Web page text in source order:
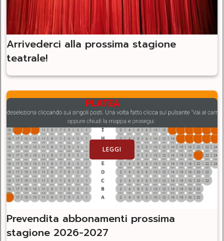
Arrivederci alla prossima stagione
teatrale!
LEGGI
Prevendita abbonamenti prossima
stagione 2026-2027